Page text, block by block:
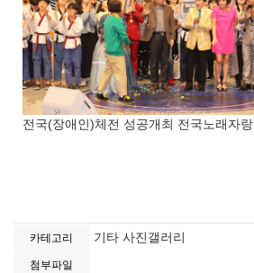
전국(장애인)체전 성공개최 전국노래자랑
카테고리 기타 사진갤러리
첨부파일